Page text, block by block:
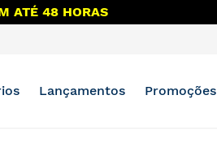
GRUPO DO WHATSAPP
Lançamentos Promoções